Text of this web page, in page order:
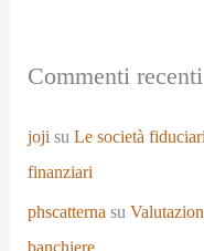
Commenti recenti
joji su Le società
finanziari
phscatterna su
banchiere